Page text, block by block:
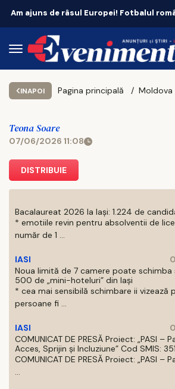
Am ajuns de râsul Europei! Fotbalul românesc, victima propriei aroganțe
INAPOI Pagina principală Moldova
Teona Soare
07/06/2026 11:08
DISTRIBUIE
Bacalaureat 2026 la Iași: 1.224 de
* emotiile revin pentru absolventii de
număr de 1 ...
IASI
Noua limită de 7 camere poate
500 de „mini-hoteluri” din Iași
* cea mai sensibilă schimbare ii vizează
persoane fi ...
IASI
COMUNICAT DE PRESĂ Proiect: „PASI –
Acces, Sprijin și Incluziune” Cod SMIS:
COMUNICAT DE PRESĂ Proiect: „PASI
...